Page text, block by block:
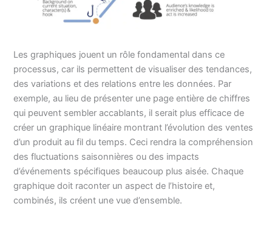
Les graphiques jouent un rôle fondamental dans ce
processus, car ils permettent de visualiser des tendances,
des variations et des relations entre les données. Par
exemple, au lieu de présenter une page entière de chiffres
qui peuvent sembler accablants, il serait plus efficace de
créer un graphique linéaire montrant l’évolution des ventes
d’un produit au fil du temps. Ceci rendra la compréhension
des fluctuations saisonnières ou des impacts
d’événements spécifiques beaucoup plus aisée. Chaque
graphique doit raconter un aspect de l’histoire et,
combinés, ils créent une vue d’ensemble.